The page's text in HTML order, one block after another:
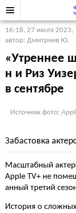
16:18, 27 июля 2023,
автор: Дмитриев Ю.
«Утреннее
н и Риз
в сентябре
Источник фото:
Забастовка
Масштабный
Apple TV+ не
анный третий
История о